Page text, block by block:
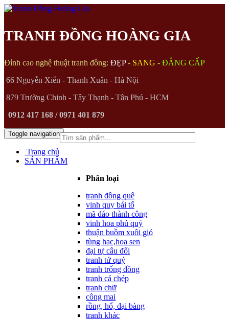
TRANH ĐỒNG HOÀNG GIA
Đỉnh cao nghệ thuật tranh đồng: ĐẸP- SANG - ĐẲNG CẤP
66 Nguyễn Xiển - Thanh Xuân - Hà Nội
879 Trường Chinh - Tây Thạnh - Tân Phú - HCM
0912 417 168 / 0971 401 879
Toggle navigation
Trang chủ
SẢN PHẨM
Phân loại
tranh đồng quê
vinh quy bái tổ
mã đáo thành công
vinh hoa phú quý
thuận buồm xuôi gió
tùng hạc,hoa sen
đại tự câu đối
tranh tứ quý
tranh trống đồng
tranh cá chép
tranh chữ
công mai
rồng, hổ, đại bàng
tranh khác